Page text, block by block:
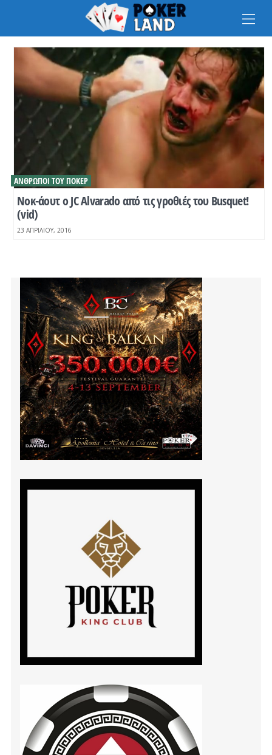
Νοκ-άουτ ο JC Alvarado από τις γροθιές του Busquet!
(vid)
ΆΝΘΡΩΠΟΙ ΤΟΥ ΠΌΚΕΡ
23 ΑΠΡΙΛΊΟΥ, 2016